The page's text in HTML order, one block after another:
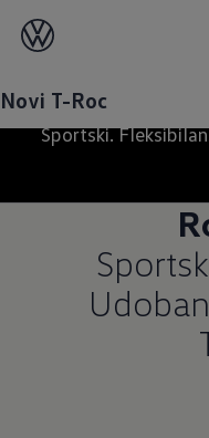
Novi T-Roc
Sportski.